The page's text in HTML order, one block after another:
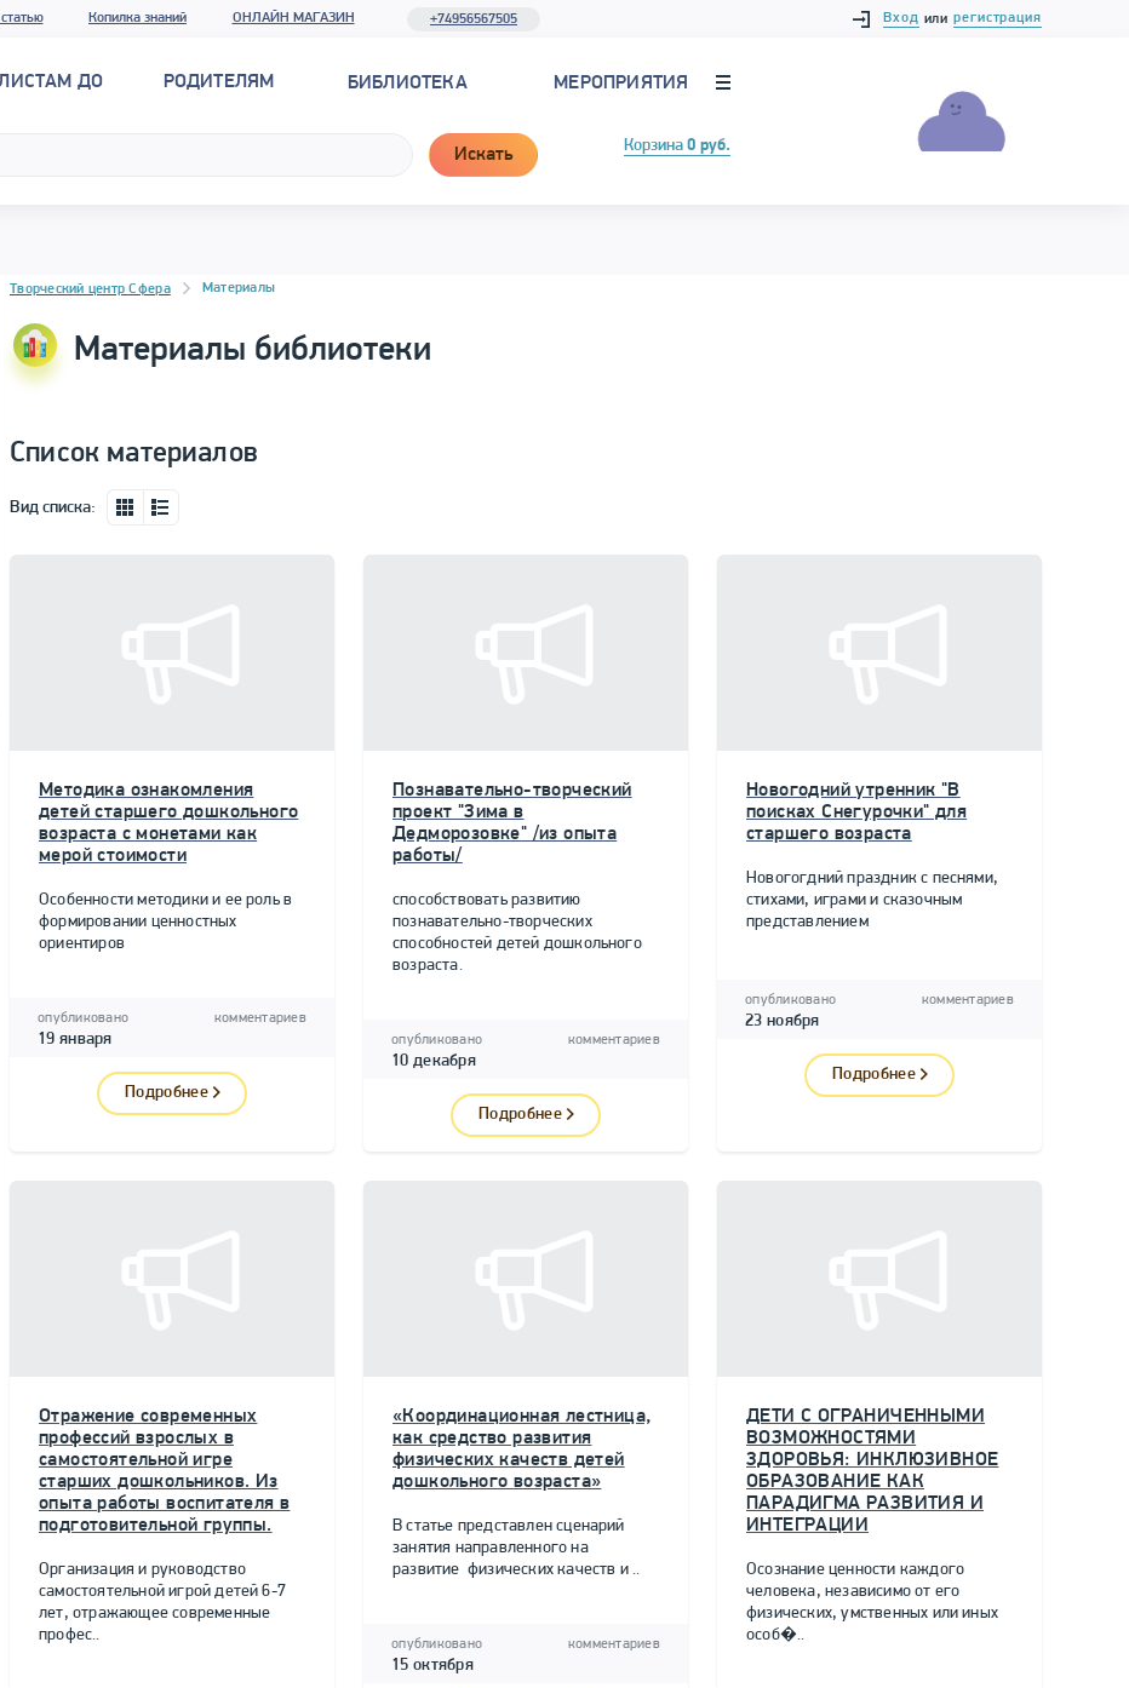
Копилка знаний ОНЛАЙН МАГАЗИН +74956567505 Вход или регистрация
ДО РОДИТЕЛЯМ БИБЛИОТЕКА МЕРОПРИЯТИЯ
Искать Корзина 0 руб.
Блок новостей
Творческий центр Сфера Материалы
Материалы библиотеки
Список материалов
Вид списка:
Методика ознакомления
детей старшего дошкольного
возраста с монетами как
мерой стоимости
Особенности методики и ее роль в
формировании ценностных
ориентиров
опубликовано
19 января
комментариев
Подробнее
Познавательно-творческий
проект "Зима в
Дедморозовке" /из опыта
работы/
способствовать развитию
познавательно-творческих
способностей детей дошкольного
возраста.
опубликовано
10 декабря
комментариев
Подробнее
Новогодний утренник "В
поисках Снегурочки" для
старшего возраста
Новогогдний праздник с песнями,
стихами, играми и сказочным
представлением
опубликовано
23 ноября
комментариев
Подробнее
Отражение современных
профессий взрослых в
самостоятельной игре
старших дошкольников. Из
опыта работы воспитателя в
подготовительной группы.
Организация и руководство
самостоятельной игрой детей 6-7
лет, отражающее современные
профес..
«Координационная лестница,
как средство развития
физических качеств детей
дошкольного возраста»
В статье представлен сценарий
занятия направленного на
развитие физических качеств и ..
опубликовано
15 октября
комментариев
ДЕТИ С ОГРАНИЧЕННЫМИ
ВОЗМОЖНОСТЯМИ
ЗДОРОВЬЯ: ИНКЛЮЗИВНОЕ
ОБРАЗОВАНИЕ КАК
ПАРАДИГМА РАЗВИТИЯ И
ИНТЕГРАЦИИ
Осознание ценности каждого
человека, независимо от его
физических, умственных или иных
особ�..